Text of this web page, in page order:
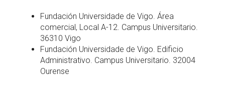
Fundación Universidade de Vigo. Área
comercial, Local A-12. Campus Universitario.
36310 Vigo
Fundación Universidade de Vigo. Edificio
Administrativo. Campus Universitario. 32004
Ourense